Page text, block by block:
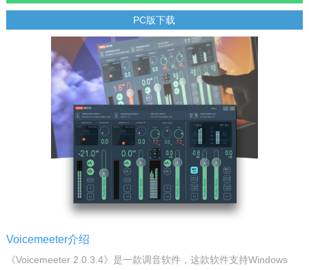
PC版下载
Voicemeeter介绍
《Voicemeeter 2.0.3.4》是一款调音软件，这款软件支持Windows